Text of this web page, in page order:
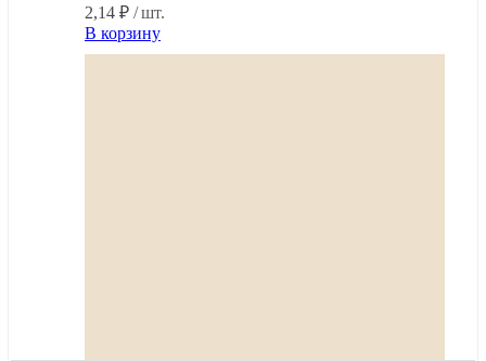
2,14 ₽ / шт.
В корзину